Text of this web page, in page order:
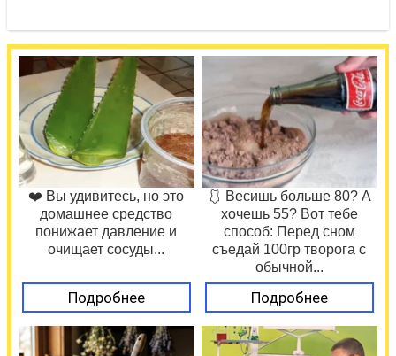
❤️ Вы удивитесь, но это
домашнее средство
понижает давление и
очищает сосуды...
Подробнее
🩱 Весишь больше 80? А
хочешь 55? Вот тебе
способ: Перед сном
съедай 100гр творога с
обычной...
Подробнее